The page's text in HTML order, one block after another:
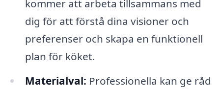
kommer att arbeta tillsammans med
dig för att förstå dina visioner och
preferenser och skapa en funktionell
plan för köket.
Materialval: Professionella kan ge råd